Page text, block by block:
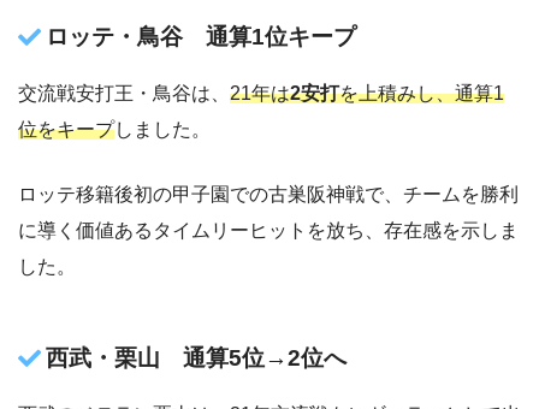
ロッテ・鳥谷 通算1位キープ
交流戦安打王・鳥谷は、 21年は2安打を上積みし、通算1
位をキープしました。
ロッテ移籍後初の甲子園での古巣阪神戦で、チームを勝利
に導く価値あるタイムリーヒットを放ち、存在感を示しま
した。
西武・栗山 通算5位→2位へ